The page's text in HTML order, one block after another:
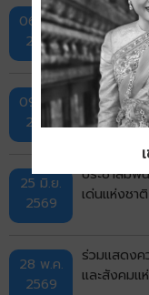
06 ส.ค.
2569
แผนพัฒนา
09 ก.ค.
2569
ประชาสัม
ประจำปี
25 มิ.ย.
2569
ประชาสัมพั
เด่นแห่งชา
28 พ.ค.
2569
ร่วมแสดงค
และสังคมแ